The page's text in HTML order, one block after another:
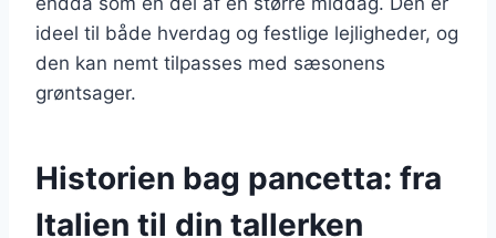
ideel til både hverdag og festlige lejligheder, og
den kan nemt tilpasses med sæsonens
grøntsager.
Historien bag pancetta: fra
Italien til din tallerken